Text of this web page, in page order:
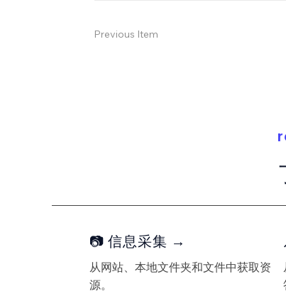
Previous Item
📷 信息采集 →
从网站、本地文件夹和文件中获取资
源。